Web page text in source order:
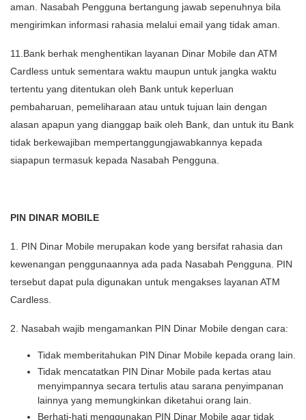
aman. Nasabah Pengguna bertangung jawab sepenuhnya bila
mengirimkan informasi rahasia melalui email yang tidak aman.
11.Bank berhak menghentikan layanan Dinar Mobile dan ATM
Cardless untuk sementara waktu maupun untuk jangka waktu
tertentu yang ditentukan oleh Bank untuk keperluan
pembaharuan, pemeliharaan atau untuk tujuan lain dengan
alasan apapun yang dianggap baik oleh Bank, dan untuk itu Bank
tidak berkewajiban mempertanggungjawabkannya kepada
siapapun termasuk kepada Nasabah Pengguna.
PIN DINAR MOBILE
1. PIN Dinar Mobile merupakan kode yang bersifat rahasia dan
kewenangan penggunaannya ada pada Nasabah Pengguna. PIN
tersebut dapat pula digunakan untuk mengakses layanan ATM
Cardless.
2. Nasabah wajib mengamankan PIN Dinar Mobile dengan cara:
Tidak memberitahukan PIN Dinar Mobile kepada orang lain.
Tidak mencatatkan PIN Dinar Mobile pada kertas atau
menyimpannya secara tertulis atau sarana penyimpanan
lainnya yang memungkinkan diketahui orang lain.
Berhati-hati menggunakan PIN Dinar Mobile agar tidak